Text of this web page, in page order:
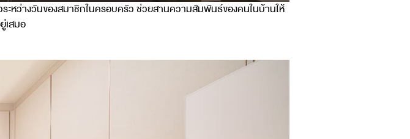
ะหว่างวันของสมาชิกในครอบครัว ช่วยสานความสัมพันธ์ของคนในบ้านให้
เสมอ